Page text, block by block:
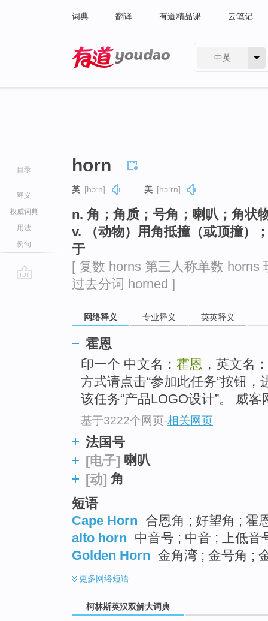
词典 翻译 有道精品课 云笔记
中英
目录
释义
权威词典
用法
例句
horn
英 [hɔːn] 美 [hɔːrn]
n. 角；角质；号角；喇叭；角状
v. （动物）用角抵撞（或顶撞）
于
[ 复数 horns 第三人称单数 horns
过去分词 horned ]
网络释义 专业释义 英英释义
霍恩
印一个 中文名： 霍恩 ，英文名：
方式请点击“参加此任务”按钮
该任务“产品LOGO设计”。 威
基于3222个网页-相关网页
法国号
[电子] 喇叭
[动] 角
短语
Cape Horn 合恩角 ; 好望角 ; 霍
alto horn 中音号 ; 中音 ; 上低音
Golden Horn 金角湾 ; 金号角 ;
更多网络短语
柯林斯英汉双解大词典